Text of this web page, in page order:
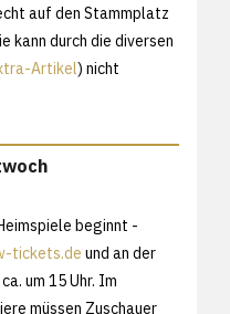
auf den Stammplatz
kann durch die diversen
Artikel) nicht
beginnt -
tickets.de und an der
um 15 Uhr. Im
müssen Zuschauer